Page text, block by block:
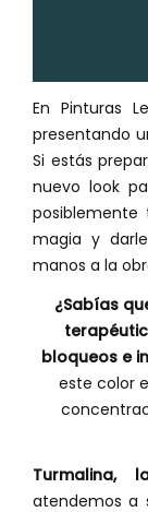
En Pinturas
presentando
Si estás
nuevo look
magia y
manos a la
¿Sabías
bloqueos e
este color
Turmalina,
atendemos a